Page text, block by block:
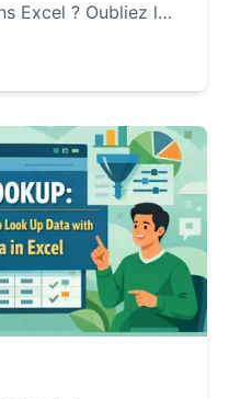
Excel ? Oubliez la
RowSpeak vous
les
de travail